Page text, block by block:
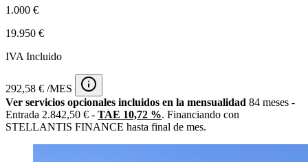
1.000 €
19.950 €
IVA Incluido
292,58 € /MES
Ver servicios opcionales incluidos en la mensualidad 84 meses -
Entrada 2.842,50 € - TAE 10,72 %. Financiando con
STELLANTIS FINANCE hasta final de mes.